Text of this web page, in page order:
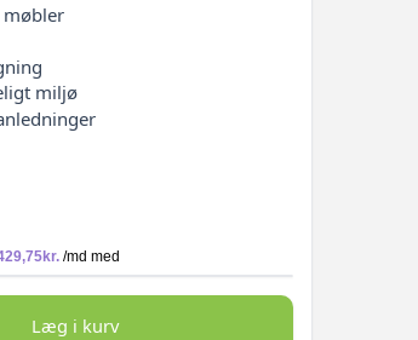
miljø
Læg i kurv